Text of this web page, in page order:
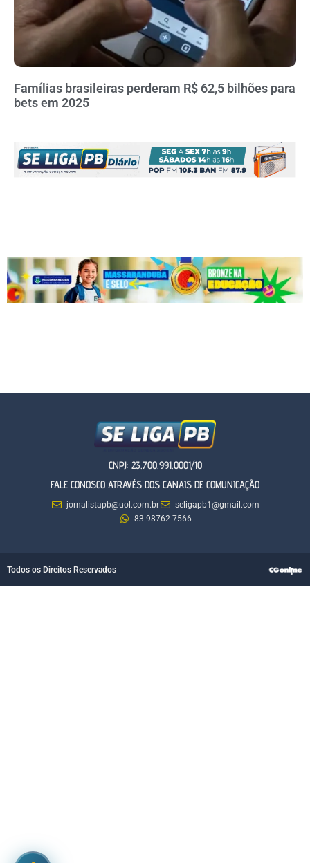
Famílias brasileiras perderam R$ 62,5 bilhões para
bets em 2025
CNPJ: 23.700.991.0001/10
FALE CONOSCO ATRAVÉS DOS CANAIS DE COMUNICAÇÃO
jornalistapb@uol.com.br
seligapb1@gmail.com
83 98762-7566
Todos os Direitos Reservados